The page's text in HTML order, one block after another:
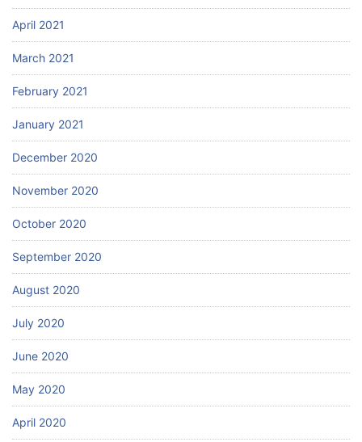
April 2021
March 2021
February 2021
January 2021
December 2020
November 2020
October 2020
September 2020
August 2020
July 2020
June 2020
May 2020
April 2020